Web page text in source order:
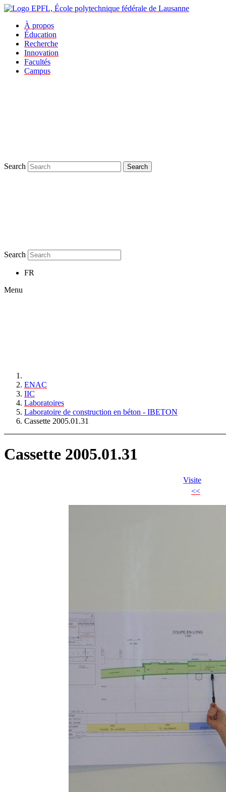
À propos
Éducation
Recherche
Innovation
Facultés
Campus
Search Search
Search
FR
Menu
ENAC
IIC
Laboratoires
Laboratoire de construction en béton - IBETON
Cassette 2005.01.31
Cassette 2005.01.31
Visite
<<